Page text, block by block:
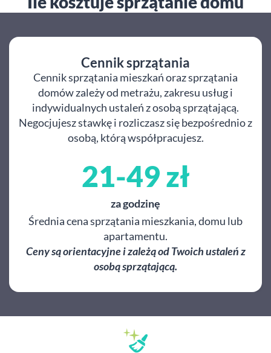
Cennik sprzątania
Cennik sprzątania mieszkań oraz sprzątania
domów zależy od metrażu, zakresu usług i
indywidualnych ustaleń z osobą sprzątającą.
Negocjujesz stawkę i rozliczasz się bezpośrednio z
osobą, którą współpracujesz.
21-49 zł
za godzinę
Średnia cena sprzątania mieszkania, domu lub
apartamentu.
Ceny są orientacyjne i zależą od Twoich ustaleń z
osobą sprzątającą.